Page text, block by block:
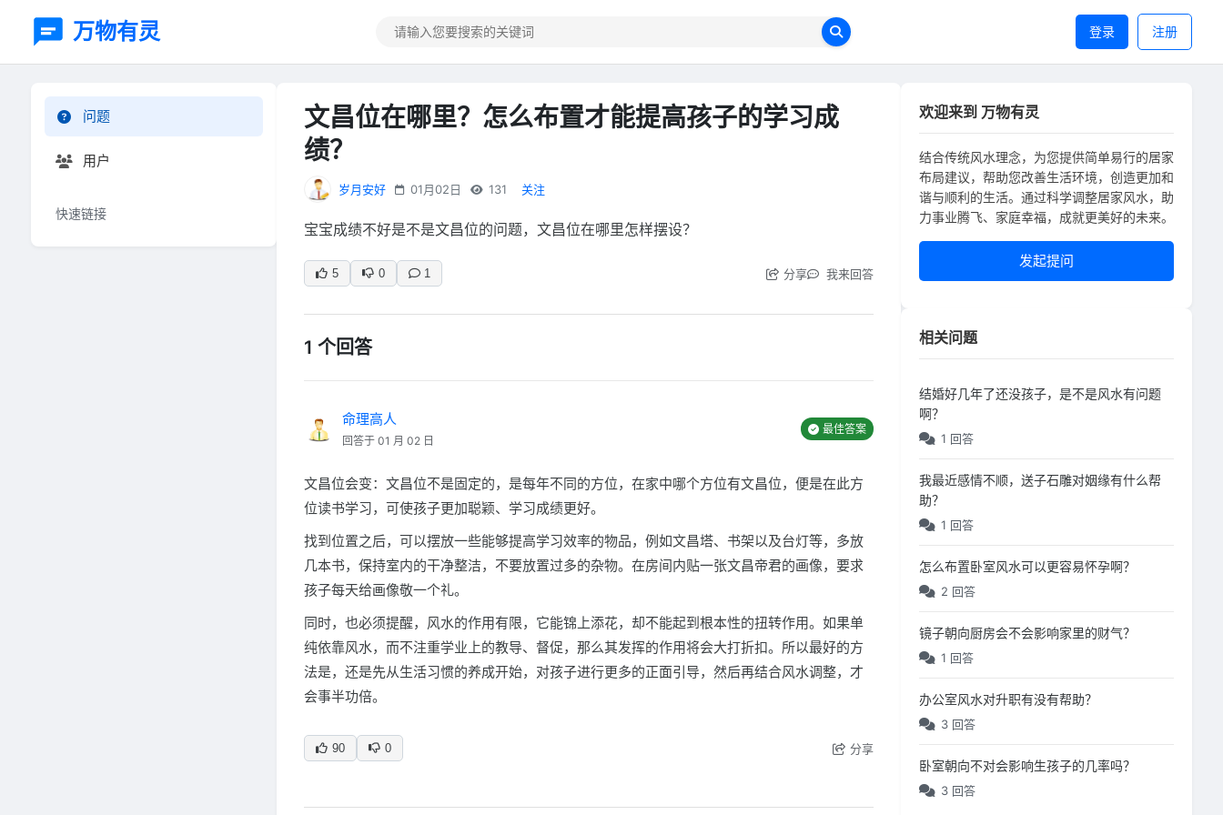
万物有灵 登录 注册
问题
用户
快速链接
文昌位在哪里？怎么布置才能提高孩子的学习成
绩？
岁月安好 01月02日 131 关注
宝宝成绩不好是不是文昌位的问题，文昌位在哪里怎样摆设？
5 0 1 分享 我来回答
1 个回答
命理高人
回答于 01 月 02 日
最佳答案
文昌位会变：文昌位不是固定的，是每年不同的方位，在家中哪个方位有文昌位，便是在此方
位读书学习，可使孩子更加聪颖、学习成绩更好。
找到位置之后，可以摆放一些能够提高学习效率的物品，例如文昌塔、书架以及台灯等，多放
几本书，保持室内的干净整洁，不要放置过多的杂物。在房间内贴一张文昌帝君的画像，要求
孩子每天给画像敬一个礼。
同时，也必须提醒，风水的作用有限，它能锦上添花，却不能起到根本性的扭转作用。如果单
纯依靠风水，而不注重学业上的教导、督促，那么其发挥的作用将会大打折扣。所以最好的方
法是，还是先从生活习惯的养成开始，对孩子进行更多的正面引导，然后再结合风水调整，才
会事半功倍。
90 0 分享
欢迎来到 万物有灵
结合传统风水理念，为您提供简单易行的居家
布局建议，帮助您改善生活环境，创造更加和
谐与顺利的生活。通过科学调整居家风水，助
力事业腾飞、家庭幸福，成就更美好的未来。
发起提问
相关问题
结婚好几年了还没孩子，是不是风水有问题
啊？
1 回答
我最近感情不顺，送子石雕对姻缘有什么帮
助？
1 回答
怎么布置卧室风水可以更容易怀孕啊？
2 回答
镜子朝向厨房会不会影响家里的财气？
1 回答
办公室风水对升职有没有帮助？
3 回答
卧室朝向不对会影响生孩子的几率吗？
3 回答